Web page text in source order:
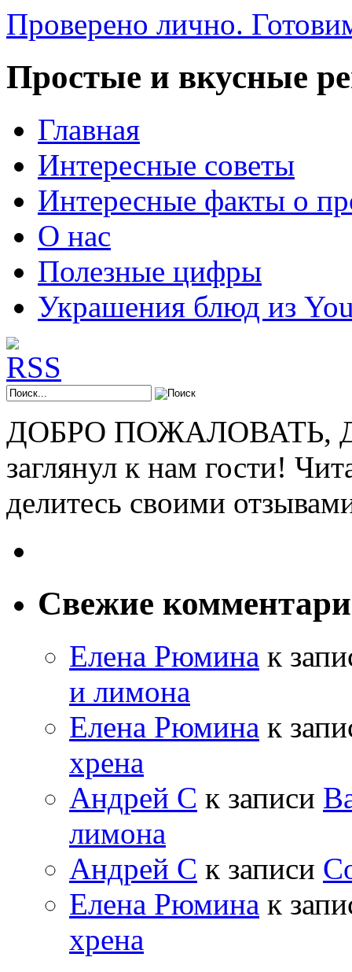
Проверено лично.
Простые и вкусные
Главная
Интересные советы
Интересные факты о
О нас
Полезные цифры
Украшения блюд из
ДОБРО ПОЖАЛОВАТЬ,
заглянул к нам гости!
делитесь своими
Свежие
Елена Рюмина к
и лимона
Елена Рюмина к
хрена
Андрей С к записи
лимона
Андрей С к записи
Елена Рюмина к
хрена